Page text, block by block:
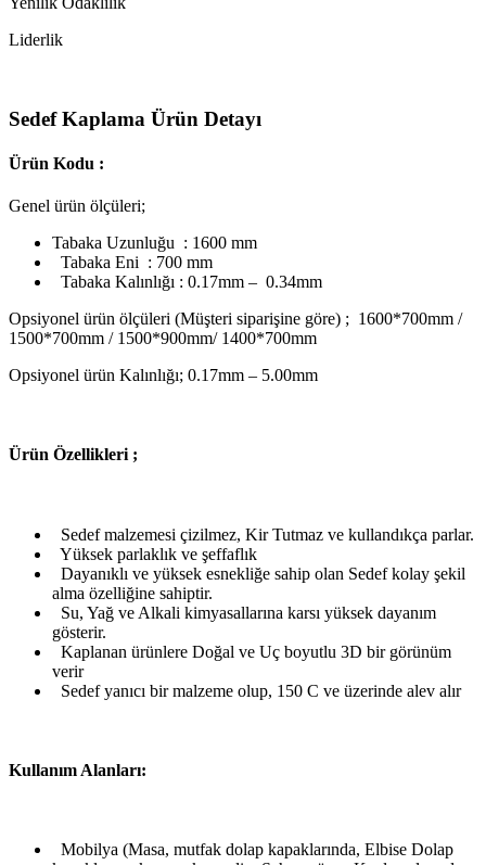
Liderlik
Sedef Kaplama Ürün Detayı
Ürün Kodu :
Genel ürün ölçüleri;
Tabaka Uzunluğu : 1600 mm
Tabaka Eni : 700 mm
Tabaka Kalınlığı : 0.17mm – 0.34mm
Opsiyonel ürün ölçüleri (Müşteri siparişine göre) ; 1600*700mm /
1500*700mm / 1500*900mm/ 1400*700mm
Opsiyonel ürün Kalınlığı; 0.17mm – 5.00mm
Ürün Özellikleri ;
Sedef malzemesi çizilmez, Kir Tutmaz ve kullandıkça parlar.
Yüksek parlaklık ve şeffaflık
Dayanıklı ve yüksek esnekliğe sahip olan Sedef kolay şekil
alma özelliğine sahiptir.
Su, Yağ ve Alkali kimyasallarına karsı yüksek dayanım
gösterir.
Kaplanan ürünlere Doğal ve Uç boyutlu 3D bir görünüm
verir
Sedef yanıcı bir malzeme olup, 150 C ve üzerinde alev alır
Kullanım Alanları:
Mobilya (Masa, mutfak dolap kapaklarında, Elbise Dolap